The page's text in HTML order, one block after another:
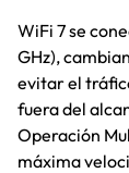
WiFi 7 se
GHz),
evitar el
fuera del
Operación
máxima